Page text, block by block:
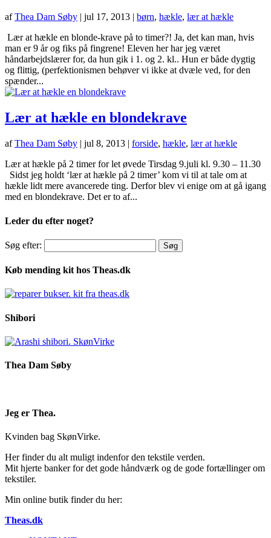
afThea Dam Søby | jul 17, 2013 | børn, hækle, lær at hækle
Lær at hækle en blonde-krave på to timer?! Ja, det kan man, hvis
man er 9 år og fiks på fingrene! Eleven her har jeg været
håndarbejdslærer for, da hun gik i 1. og 2. kl.. Hun er både dygtig
og flittig, (perfektionismen behøver vi ikke at dvæle ved, for den
spænder...
Lær at hækle en blondekrave
afThea Dam Søby | jul 8, 2013 | forside, hækle, lær at hækle
Lær at hækle på 2 timer for let øvede Tirsdag 9.juli kl. 9.30 – 11.30
Sidst jeg holdt ‘lær at hækle på 2 timer’ kom vi til at tale om at
hækle lidt mere avancerede ting. Derfor blev vi enige om at gå igang
med en blondekrave. Det er to af...
Leder du efter noget?
Søg efter:
Køb mending kit hos Theas.dk
Shibori
Thea Dam Søby
Jeg er Thea.
Kvinden bag SkønVirke.
Her finder du alt muligt indenfor den tekstile verden.
Mit hjerte banker for det gode håndværk og de gode fortællinger om
tekstiler.
Min online butik finder du her:
Theas.dk